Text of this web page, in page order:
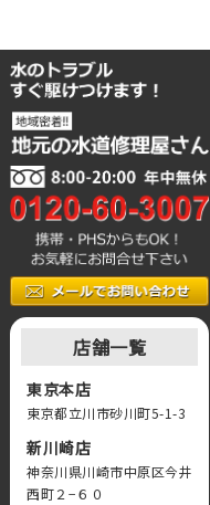
店舗一覧
東京本店
東京都立川市砂川町5-1-3
新川崎店
神奈川県川崎市中原区今井
西町２−６０